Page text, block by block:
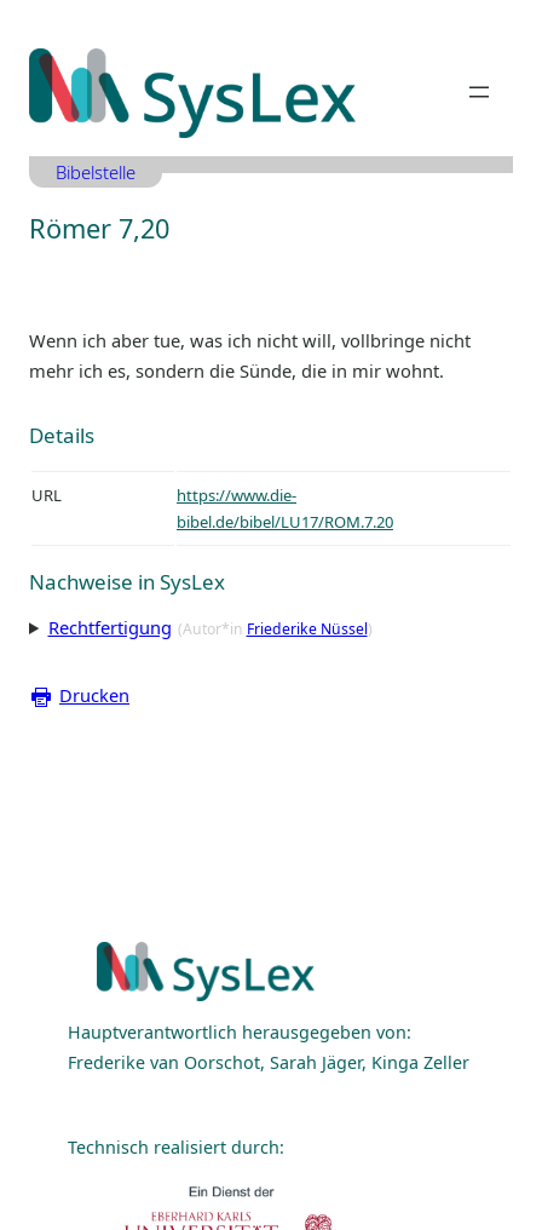
Inhalt
springen
Bibelstelle
Römer 7,20
Wenn ich aber tue, was ich nicht will, vollbringe nicht
mehr ich es, sondern die Sünde, die in mir wohnt.
Details
URL
https://www.die-
bibel.de/bibel/LU17/ROM.7.20
Nachweise in SysLex
Rechtfertigung (Autor*in Friederike Nüssel)
Drucken
Hauptverantwortlich herausgegeben von:
Frederike van Oorschot, Sarah Jäger, Kinga Zeller
Technisch realisiert durch: